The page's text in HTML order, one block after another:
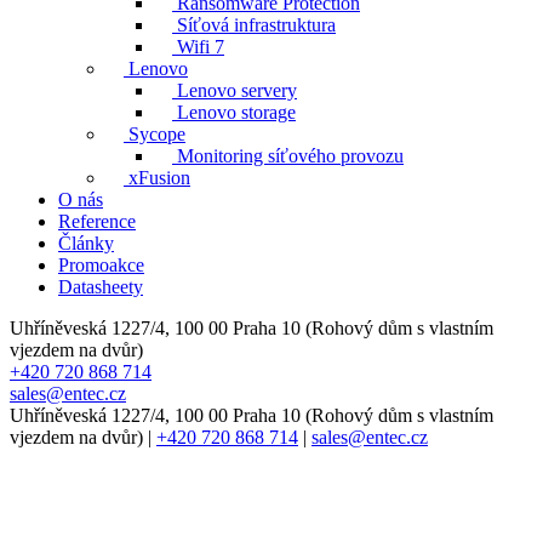
Síťová infrastruktura
Wifi 7
Lenovo
Lenovo servery
Lenovo storage
Sycope
Monitoring síťového provozu
xFusion
O nás
Reference
Články
Promoakce
Datasheety
Uhříněveská 1227/4, 100 00 Praha 10 (Rohový dům s vlastním
vjezdem na dvůr)
+420 720 868 714
sales@entec.cz
Uhříněveská 1227/4, 100 00 Praha 10 (Rohový dům s vlastním
vjezdem na dvůr) | +420 720 868 714 | sales@entec.cz